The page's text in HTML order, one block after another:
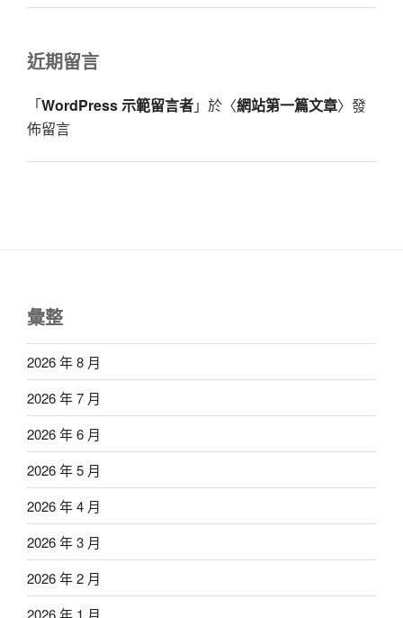
近期留言
「WordPress 示範留言者」於〈網站第一篇文章〉發
佈留言
彙整
2026 年 8 月
2026 年 7 月
2026 年 6 月
2026 年 5 月
2026 年 4 月
2026 年 3 月
2026 年 2 月
2026 年 1 月